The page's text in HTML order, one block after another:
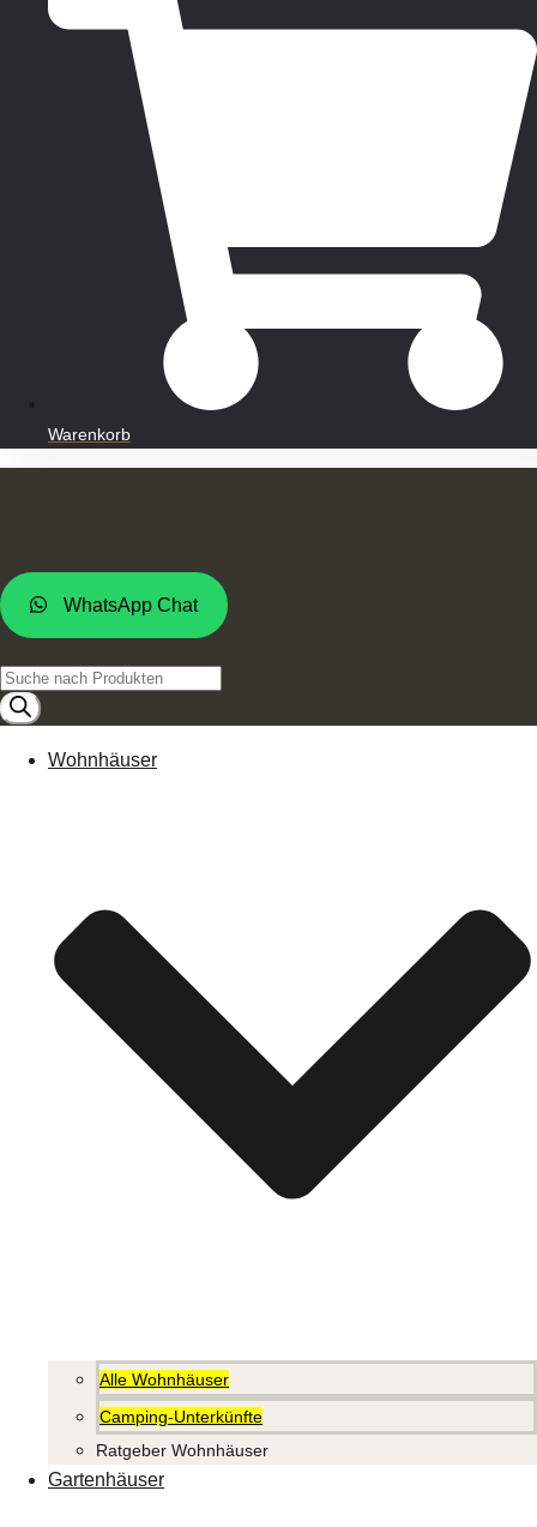
Warenkorb
WhatsApp Chat
Products
search
Wohnhäuser
Alle Wohnhäuser
Camping-Unterkünfte
Ratgeber Wohnhäuser
Gartenhäuser